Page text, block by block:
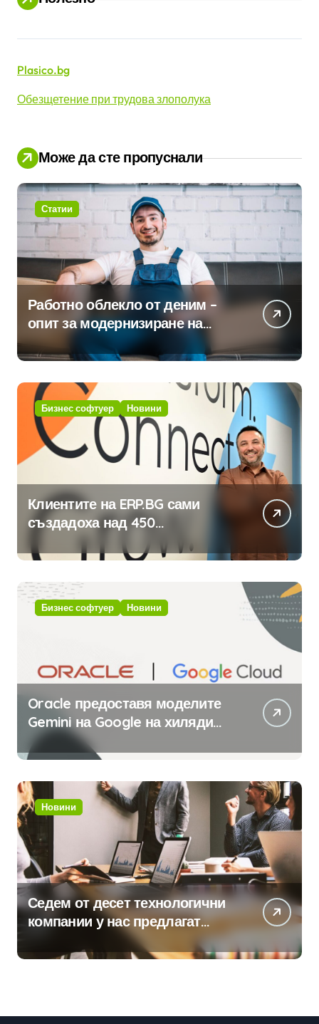
Plasico.bg
Обезщетение при трудова злополука
Може да сте пропуснали
Статии
Работно облекло от деним –
опит за модернизиране на
традицията
Бизнес софтуер Новини
Клиентите на ERP.BG сами
създадоха над 450
приложения за ERP системата
с помощта на вградения в нея
изкуствен интелект
Бизнес софтуер Новини
Oracle предоставя моделите
Gemini на Google на хиляди
клиенти на бизнес
приложения
Новини
Седем от десет технологични
компании у нас предлагат
хибридна работа